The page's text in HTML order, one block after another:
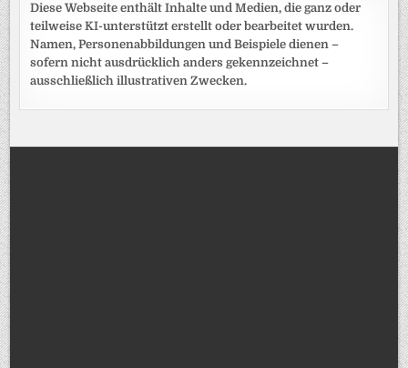
Diese Webseite enthält Inhalte und Medien, die ganz oder
teilweise KI-unterstützt erstellt oder bearbeitet wurden.
Namen, Personenabbildungen und Beispiele dienen –
sofern nicht ausdrücklich anders gekennzeichnet –
ausschließlich illustrativen Zwecken.